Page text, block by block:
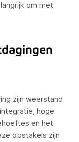
om met
zijn weerstand
hoge
en het
obstakels zijn